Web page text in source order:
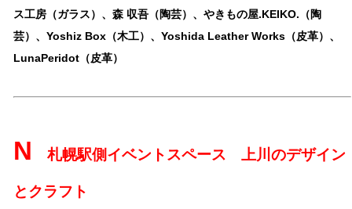
ス工房（ガラス）、森 収吾（陶芸）、やきもの屋.KEIKO.（陶
芸）、Yoshiz Box（木工）、Yoshida Leather Works（皮革）、
LunaPeridot（皮革）
N 札幌駅側イベントスペース 上川のデザイン
とクラフト